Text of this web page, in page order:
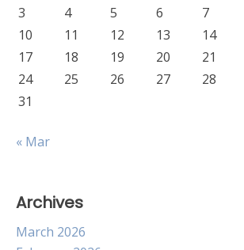
3
4 5 6 7
10
11 12 13 14
17
18 19 20 21
24
25 26 27 28
31
« Mar
Archives
March 2026